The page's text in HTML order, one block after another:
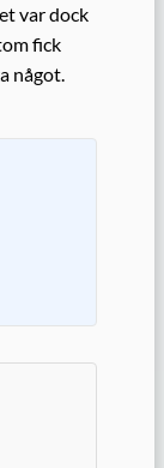
var dock
fick
något.